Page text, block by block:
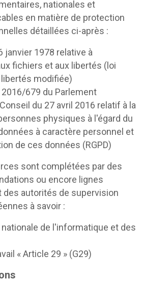
nationales et
en matière de protection
détaillées ci-après :
janvier 1978 relative à
fichiers et aux libertés (loi
modifiée)
2016/679 du Parlement
du 27 avril 2016 relatif à la
physiques à l'égard du
à caractère personnel et
de ces données (RGPD)
sont complétées par des
ou encore lignes
autorités de supervision
à savoir :
de l'informatique et des
« Article 29 » (G29)